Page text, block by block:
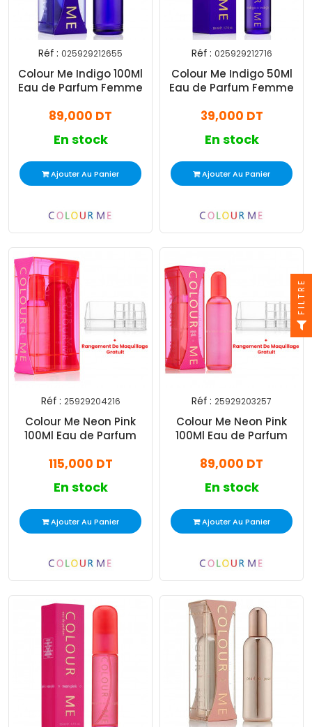
Réf : 025929212655
Colour Me Indigo 100Ml
Eau de Parfum Femme
89,000 DT
En stock
Ajouter Au Panier
Réf : 025929212716
Colour Me Indigo 50Ml
Eau de Parfum Femme
39,000 DT
En stock
Ajouter Au Panier
Réf : 25929204216
Colour Me Neon Pink
100Ml Eau de Parfum
115,000 DT
En stock
Ajouter Au Panier
Réf : 25929203257
Colour Me Neon Pink
100Ml Eau de Parfum
89,000 DT
En stock
Ajouter Au Panier
FILTRE